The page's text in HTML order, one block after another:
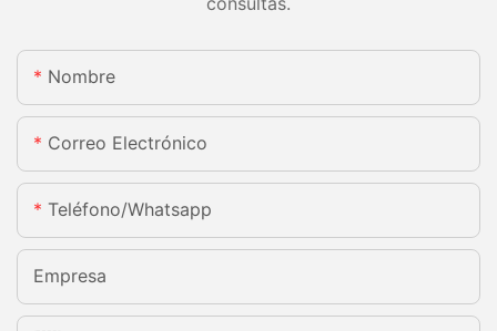
Nombre
Correo Electrónico
Teléfono/whatsapp
Empresa